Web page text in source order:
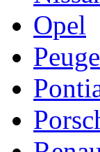
Opel